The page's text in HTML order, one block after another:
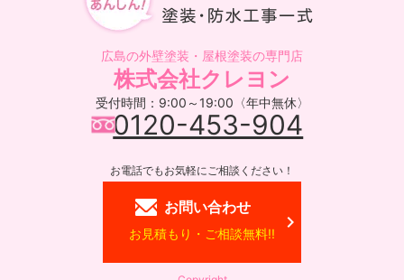
広島の外壁塗装・屋根塗装の専門店
株式会社クレヨン
受付時間：9:00～19:00〈年中無休〉
0120-453-904
お電話でもお気軽にご相談ください！
お問い合わせ
お見積もり・ご相談無料!!